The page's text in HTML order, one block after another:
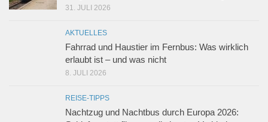
31. JULI 2026
AKTUELLES
Fahrrad und Haustier im Fernbus: Was wirklich
erlaubt ist – und was nicht
8. JULI 2026
REISE-TIPPS
Nachtzug und Nachtbus durch Europa 2026: